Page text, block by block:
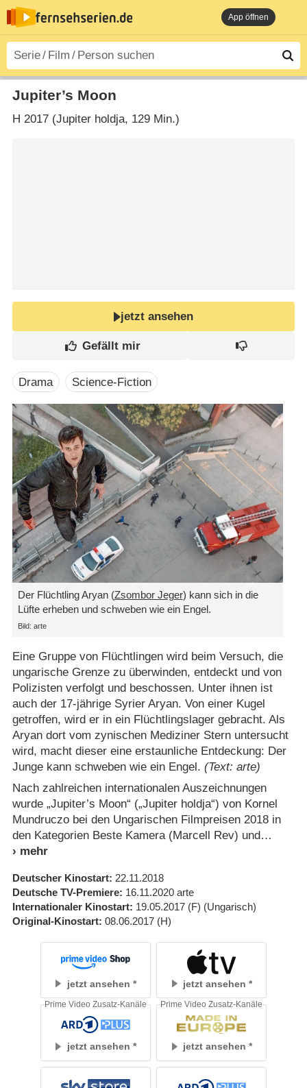
App öffnen
Jupiter’s Moon
H 2017 (Jupiter holdja‎, 129 Min.)
jetzt ansehen
Drama Science-Fiction
Der Flüchtling Aryan (Zsombor Jeger) kann sich in die
Lüfte erheben und schweben wie ein Engel.
Bild: arte
Eine Gruppe von Flüchtlingen wird beim Versuch, die
ungarische Grenze zu überwinden, entdeckt und von
Polizisten verfolgt und beschossen. Unter ihnen ist
auch der 17-jährige Syrier Aryan. Von einer Kugel
getroffen, wird er in ein Flüchtlingslager gebracht. Als
Aryan dort vom zynischen Mediziner Stern untersucht
wird, macht dieser eine erstaunliche Entdeckung: Der
Junge kann schweben wie ein Engel. (Text: arte)
Nach zahlreichen internationalen Auszeichnungen
wurde „Jupiter’s Moon“ („Jupiter holdja“) von Kornel
Mundruczo bei den Ungarischen Filmpreisen 2018 in
den Kategorien Beste Kamera (Marcell Rev) und
Deutscher Kinostart 22.11.2018
Deutsche TV-Premiere 16.11.2020 arte
Internationaler Kinostart 19.05.2017 (F) (Ungarisch)
Original-Kinostart 08.06.2017 (H)
jetzt ansehen jetzt ansehen
jetzt ansehen
Prime Video Zusatz-Kanäle
jetzt ansehen
Prime Video Zusatz-Kanäle